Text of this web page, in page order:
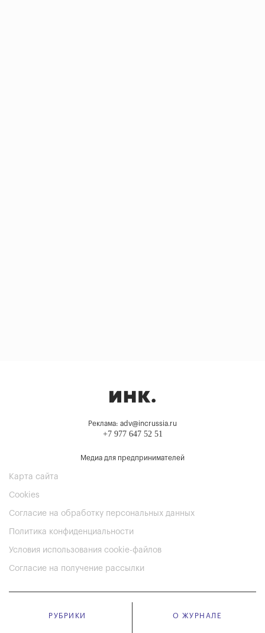
Реклама: adv@incrussia.ru
+7 977 647 52 51
Медиа для предпринимателей
Карта сайта
Cookies
Согласие на обработку персональных данных
Политика конфиденциальности
Условия использования cookie-файлов
Согласие на получение рассылки
РУБРИКИ О ЖУРНАЛЕ